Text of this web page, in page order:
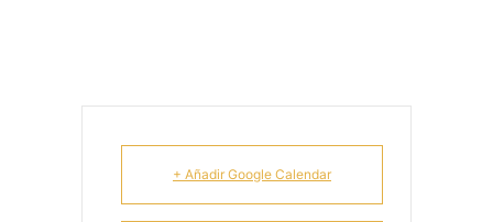
+ Añadir Google Calendar